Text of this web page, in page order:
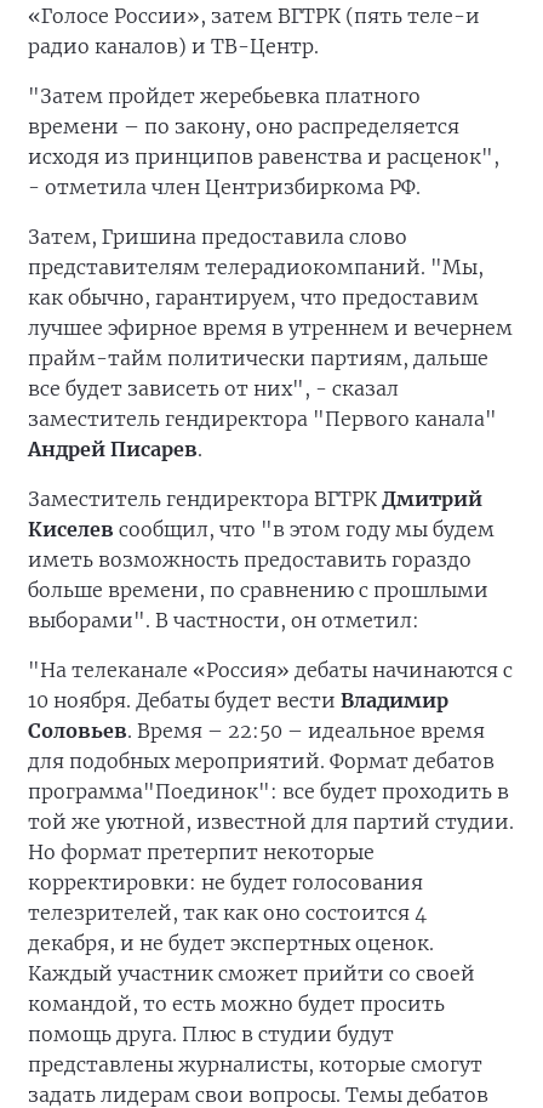
«Голосе России», затем ВГТРК (пять теле-и
радио каналов) и ТВ-Центр.
"Затем пройдет жеребьевка платного
времени – по закону, оно распределяется
исходя из принципов равенства и расценок",
- отметила член Центризбиркома РФ.
Затем, Гришина предоставила слово
представителям телерадиокомпаний. "Мы,
как обычно, гарантируем, что предоставим
лучшее эфирное время в утреннем и вечернем
прайм-тайм политически партиям, дальше
все будет зависеть от них", - сказал
заместитель гендиректора "Первого канала"
Андрей Писарев.
Заместитель гендиректора ВГТРК Дмитрий
Киселев сообщил, что "в этом году мы будем
иметь возможность предоставить гораздо
больше времени, по сравнению с прошлыми
выборами". В частности, он отметил:
"На телеканале «Россия» дебаты начинаются с
10 ноября. Дебаты будет вести Владимир
Соловьев. Время – 22:50 – идеальное время
для подобных мероприятий. Формат дебатов
программа"Поединок": все будет проходить в
той же уютной, известной для партий студии.
Но формат претерпит некоторые
корректировки: не будет голосования
телезрителей, так как оно состоится 4
декабря, и не будет экспертных оценок.
Каждый участник сможет прийти со своей
командой, то есть можно будет просить
помощь друга. Плюс в студии будут
представлены журналисты, которые смогут
задать лидерам свои вопросы. Темы дебатов